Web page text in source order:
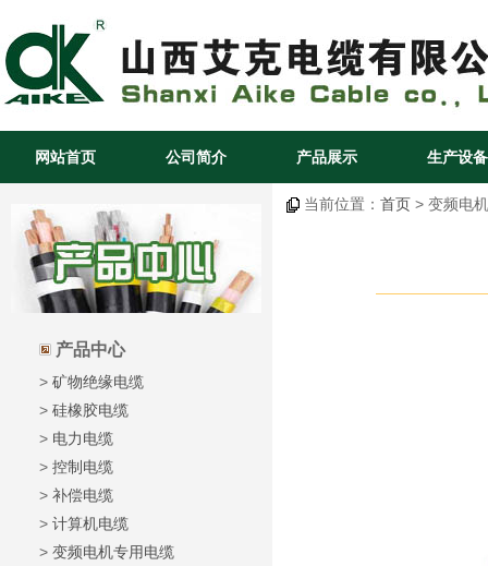
网站首页 公司简介 产品展示 生产设备
产品中心
> 矿物绝缘电缆
> 硅橡胶电缆
> 电力电缆
> 控制电缆
> 补偿电缆
> 计算机电缆
> 变频电机专用电缆
当前位置： 首页 > 变频电